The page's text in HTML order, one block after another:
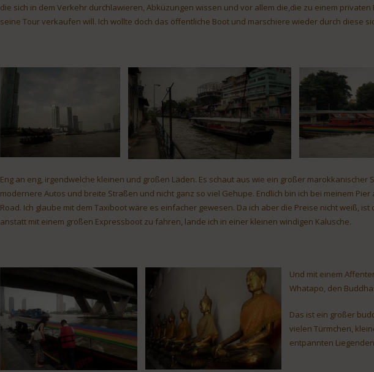
die sich in dem Verkehr durchlawieren, Abküzungen wissen und vor allem die,die zu einem
seine Tour verkaufen will. Ich wollte doch das öffentliche Boot und marschiere wieder durch diese
Eng an eng, irgendwelche kleinen und großen Läden. Es schaut aus wie ein großer marokkanischer
modernere Autos und breite Straßen und nicht ganz so viel Gehupe. Endlich bin ich bei meinem
Road. Ich glaube mit dem Taxiboot wäre es einfacher gewesen. Da ich aber die Preise nicht weiß,
anstatt mit einem großen Expressboot zu fahren, lande ich in einer kleinen windigen Kalusche.
Und mit einem
Whatapo, den
Das ist ein großer
vielen Türmchen,
entpannten